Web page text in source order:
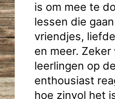
is om mee te
lessen die
vriendjes,
en meer.
leerlingen op
enthousiast
hoe zinvol het